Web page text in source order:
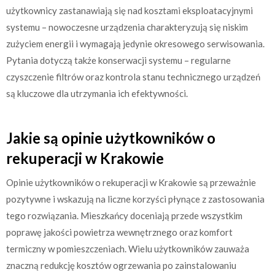
użytkownicy zastanawiają się nad kosztami eksploatacyjnymi
systemu – nowoczesne urządzenia charakteryzują się niskim
zużyciem energii i wymagają jedynie okresowego serwisowania.
Pytania dotyczą także konserwacji systemu – regularne
czyszczenie filtrów oraz kontrola stanu technicznego urządzeń
są kluczowe dla utrzymania ich efektywności.
Jakie są opinie użytkowników o
rekuperacji w Krakowie
Opinie użytkowników o rekuperacji w Krakowie są przeważnie
pozytywne i wskazują na liczne korzyści płynące z zastosowania
tego rozwiązania. Mieszkańcy doceniają przede wszystkim
poprawę jakości powietrza wewnętrznego oraz komfort
termiczny w pomieszczeniach. Wielu użytkowników zauważa
znaczną redukcję kosztów ogrzewania po zainstalowaniu